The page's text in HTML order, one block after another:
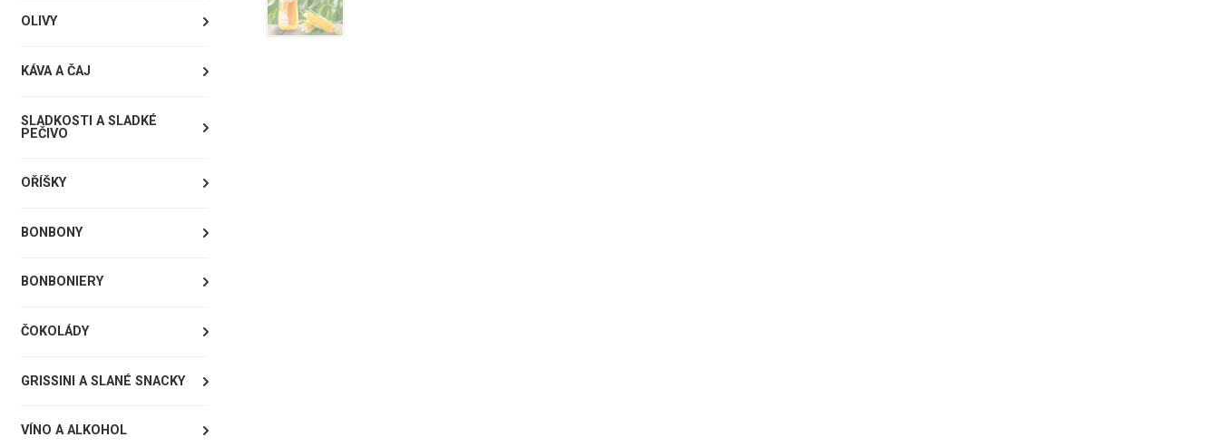
OLIVY
KÁVA A ČAJ
SLADKOSTI A SLADKÉ
PEČIVO
OŘÍŠKY
BONBONY
BONBONIERY
ČOKOLÁDY
GRISSINI A SLANÉ SNACKY
VÍNO A ALKOHOL